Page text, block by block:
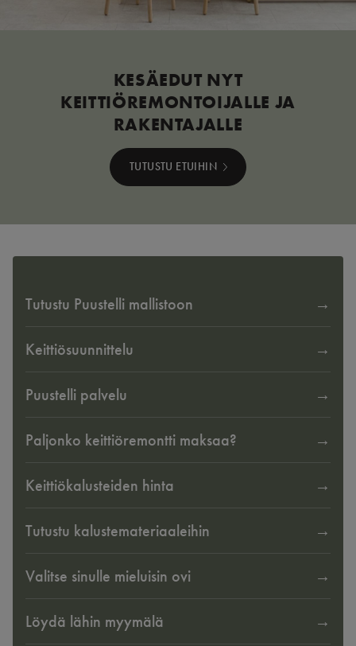
KESÄEDUT NYT
KEITTIÖREMONTOIJALLE JA
RAKENTAJALLE
TUTUSTU ETUIHIN
Tutustu Puustelli mallistoon
Keittiösuunnittelu
Puustelli palvelu
Paljonko keittiöremontti maksaa?
Keittiökalusteiden hinta
Tutustu kalustemateriaaleihin
Valitse sinulle mieluisin ovi
Löydä lähin myymälä